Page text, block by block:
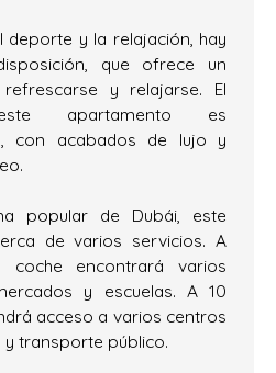
deporte y la relajación, hay
que ofrece un
y relajarse. El
apartamento es
con acabados de lujo y
popular de Dubái, este
de varios servicios. A
encontrará varios
y escuelas. A 10
acceso a varios centros
y transporte público.